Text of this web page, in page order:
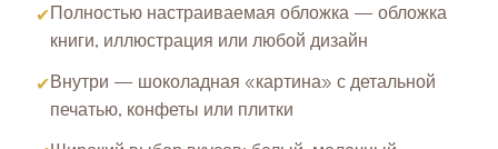
✔Полностью настраиваемая обложка — обложка
книги, иллюстрация или любой дизайн
✔Внутри — шоколадная «картина» с детальной
печатью, конфеты или плитки